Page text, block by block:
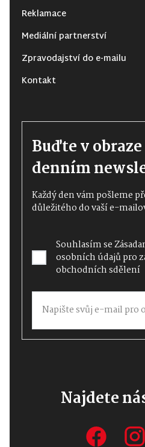
Reklamace
Mediální partnerství
Zpravodajství do e-mailu
Kontakt
Buďte v
denním
Každý den vám pošleme
důležitého do vaší e-
Souhlasím se
osobních údajůpro
obchodních sdělení
Najdete